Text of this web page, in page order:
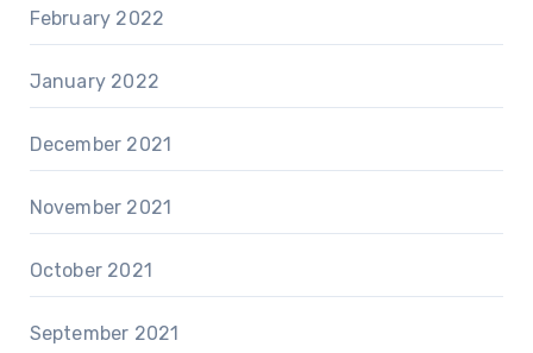
February 2022
January 2022
December 2021
November 2021
October 2021
September 2021